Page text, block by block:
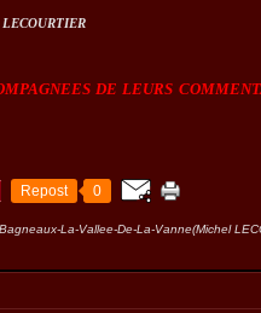
DE LEURS
Repost 0
La-Vallee-De-La-Vanne(Michel